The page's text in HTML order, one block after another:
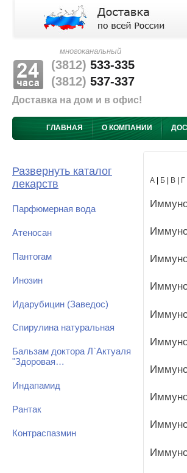
многоканальный
(3812) 533-335
(3812) 537-337
Доставка на дом и в офис!
ГЛАВНАЯ О КОМПАНИИ
Развернуть каталог
лекарств
Парфюмерная вода
Атеносан
Пантогам
Инозин
Идарубицин (Заведос)
Спирулина натуральная
Бальзам доктора Л`Актуаля
"Здоровая…
Индапамид
Рантак
Контраспазмин
А Б В Г